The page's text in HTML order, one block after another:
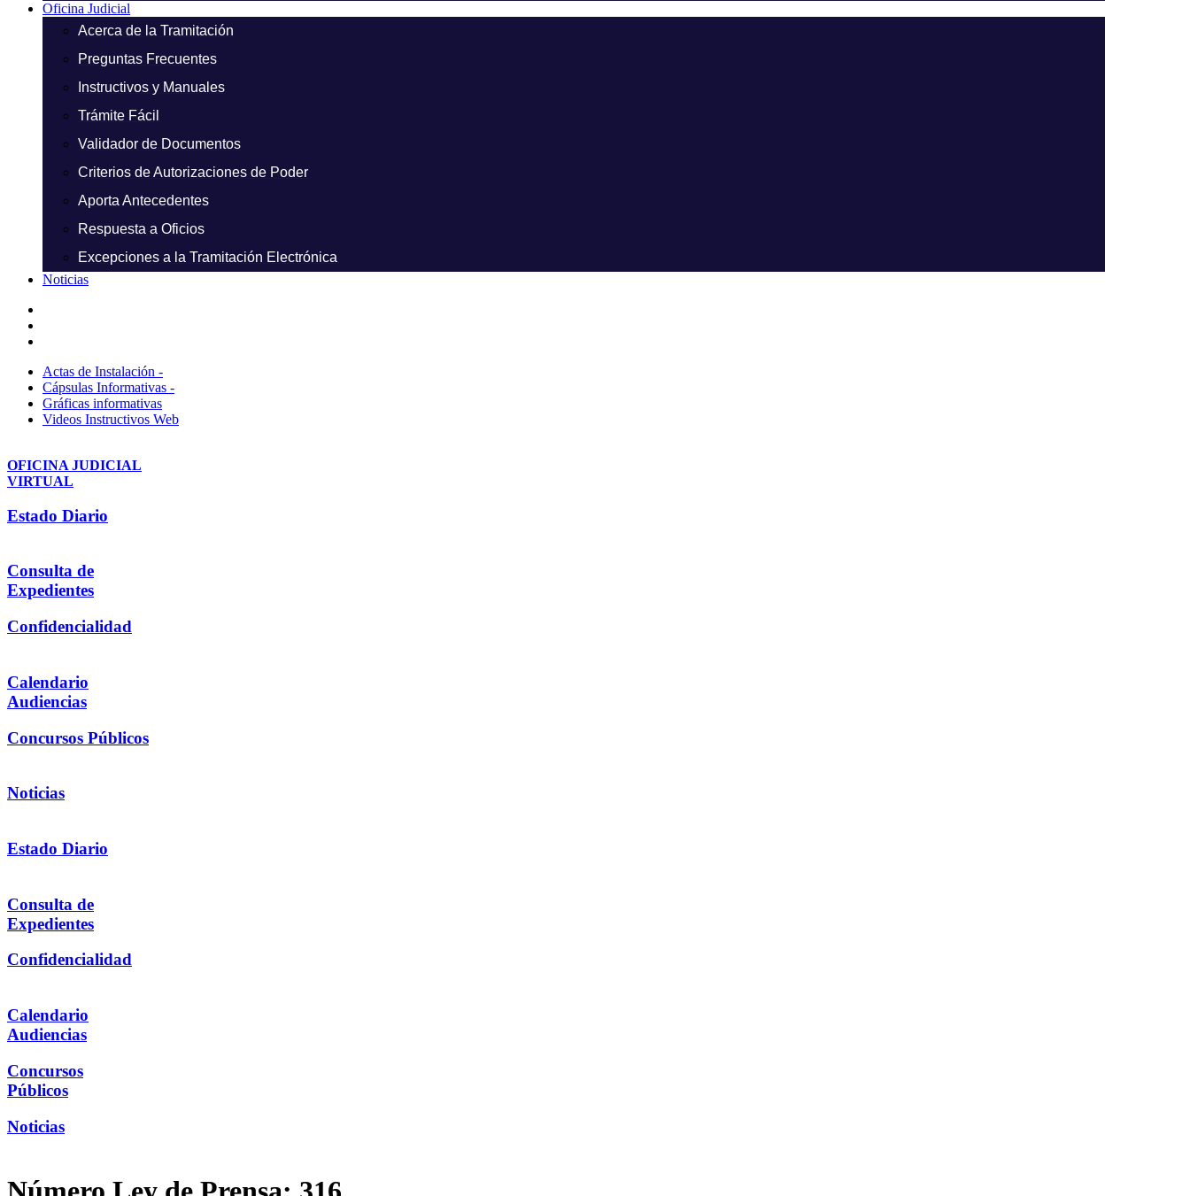
Oficina Judicial
Acerca de la Tramitación
Preguntas Frecuentes
Instructivos y Manuales
Trámite Fácil
Validador de Documentos
Criterios de Autorizaciones de Poder
Aporta Antecedentes
Respuesta a Oficios
Excepciones a la Tramitación Electrónica
Noticias
Actas de Instalación -
Cápsulas Informativas -
Gráficas informativas
Videos Instructivos Web
OFICINA JUDICIAL
VIRTUAL
Estado Diario
Consulta de
Expedientes
Confidencialidad
Calendario
Audiencias
Concursos Públicos
Noticias
Estado Diario
Consulta de
Expedientes
Confidencialidad
Calendario
Audiencias
Concursos
Públicos
Noticias